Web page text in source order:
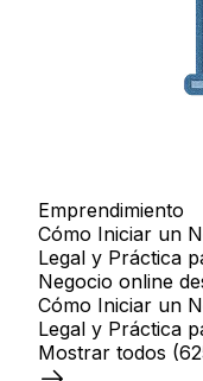
Emprendimiento
Cómo Iniciar un
Legal y Práctica
Negocio online
Cómo Iniciar un
Legal y Práctica
Mostrar todos